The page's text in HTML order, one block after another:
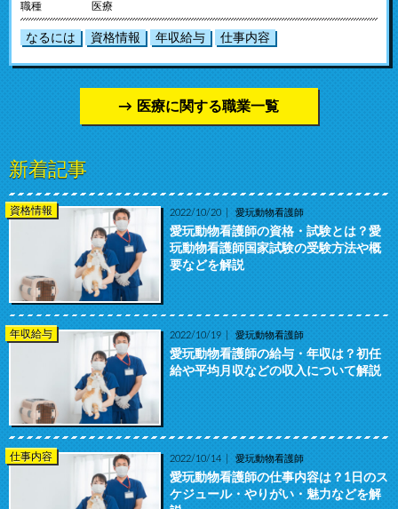
職種 医療
なるには 資格情報 年収給与 仕事内容
医療に関する職業一覧
新着記事
資格情報 2022/10/20 愛玩動物看護師
愛玩動物看護師の資格・試験とは？愛
玩動物看護師国家試験の受験方法や概
要などを解説
年収給与 2022/10/19 愛玩動物看護師
愛玩動物看護師の給与・年収は？初任
給や平均月収などの収入について解説
仕事内容 2022/10/14 愛玩動物看護師
愛玩動物看護師の仕事内容は？1日のス
ケジュール・やりがい・魅力などを解